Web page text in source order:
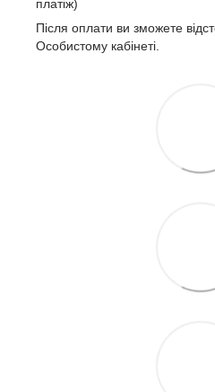
платіж)
Після оплати ви зможете
Особистому кабінеті.